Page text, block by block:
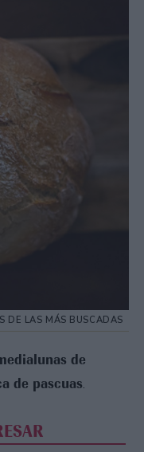
DE LAS MÁS BUSCADAS
de
de pascuas.